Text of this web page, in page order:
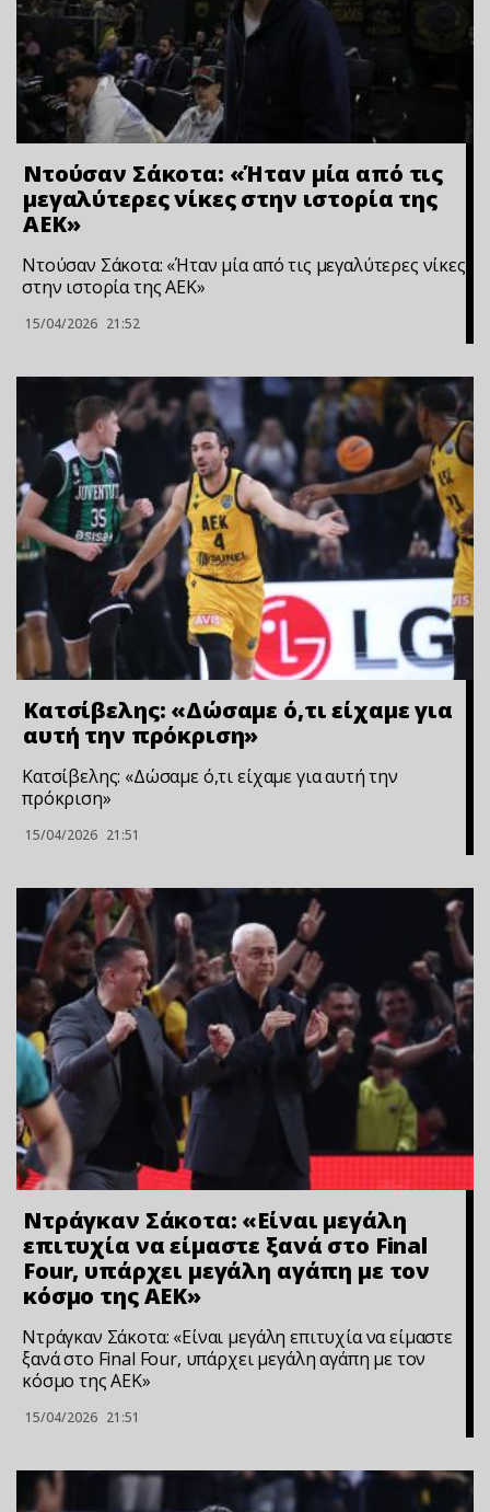
Ντούσαν Σάκοτα: «Ήταν μία από τις
μεγαλύτερες νίκες στην ιστορία της
ΑΕΚ»
Ντούσαν Σάκοτα: «Ήταν μία από τις μεγαλύτερες νίκες
στην ιστορία της ΑΕΚ»
15/04/2026 21:52
Κατσίβελης: «Δώσαμε ό,τι είχαμε για
αυτή την πρόκριση»
Κατσίβελης: «Δώσαμε ό,τι είχαμε για αυτή την
πρόκριση»
15/04/2026 21:51
Ντράγκαν Σάκοτα: «Είναι μεγάλη
επιτυχία να είμαστε ξανά στο Final
Four, υπάρχει μεγάλη αγάπη με τον
κόσμο της ΑΕΚ»
Ντράγκαν Σάκοτα: «Είναι μεγάλη επιτυχία να είμαστε
ξανά στο Final Four, υπάρχει μεγάλη αγάπη με τον
κόσμο της ΑΕΚ»
15/04/2026 21:51